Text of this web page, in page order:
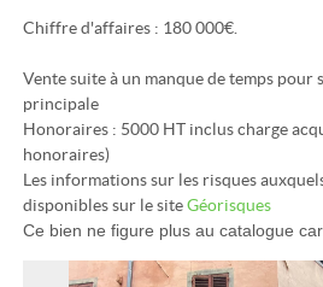
Chiffre d'affaires : 180 000€.
Vente suite à un manque de temps pour
principale
Honoraires : 5000 HT inclus charge
honoraires)
Les informations sur les risques
disponibles sur le siteGéorisques
Ce bien ne figure plus au catalogue